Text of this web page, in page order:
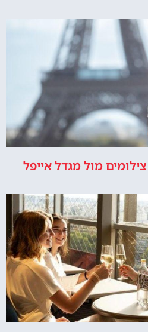
מול מגדל אייפל